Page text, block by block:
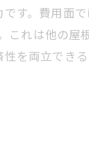
す。費用面
これは他の屋
を両立でき